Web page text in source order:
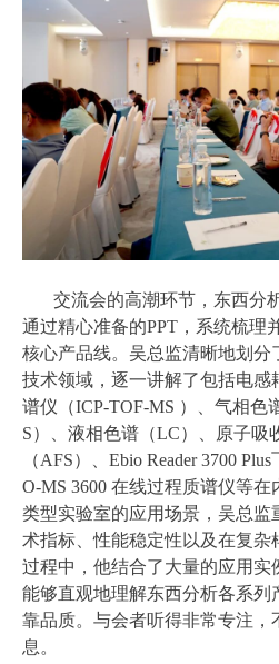
交流会的高潮环节，东西分析
通过精心准备的PPT，系统梳理
核心产品线。吴总监清晰地划分
技术领域，逐一讲解了包括电感
谱仪（ICP-TOF-MS ）、气相色
S）、液相色谱（LC）、原子吸
（AFS）、Ebio Reader 3700
O-MS 3600 在线过程质谱仪等
类型实验室的应用场景，吴总监
术指标、性能稳定性以及在复杂
过程中，他结合了大量的应用实
能够直观地理解东西分析各系列
靠品质。与会者听得非常专注，
息。